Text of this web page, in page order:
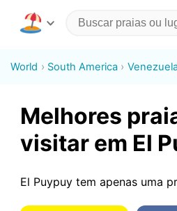
World South America
Melhores
visitar em El
El Puypuy tem apenas uma